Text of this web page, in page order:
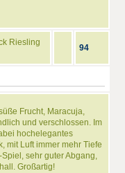
Riesling
94
Frucht, Maracuja,
und verschlossen. Im
hochelegantes
mit Luft immer mehr Tiefe
sehr guter Abgang,
Großartig!